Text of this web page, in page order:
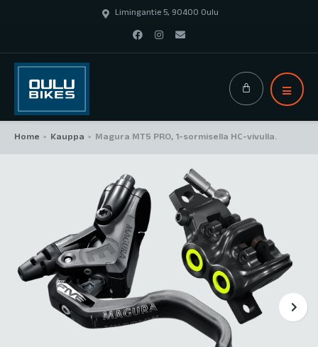
Limingantie 5, 90400 Oulu
Home > Kauppa > Magura MT5 PRO, 1-sormisella HC-vivulla.